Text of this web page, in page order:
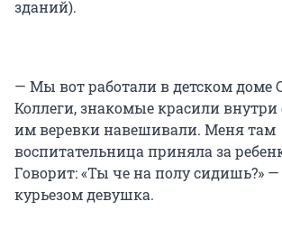
зданий).
— Мы вот работали в детском доме
Коллеги, знакомые красили
им веревки навешивали. Меня там
воспитательница приняла за
Говорит: «Ты че на полу сидишь?» —
курьезом девушка.